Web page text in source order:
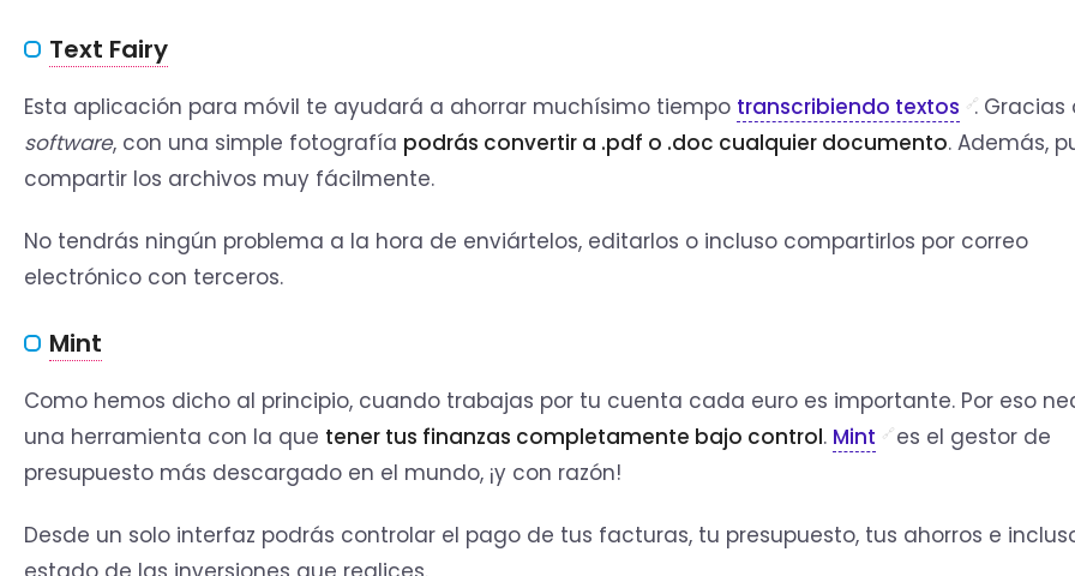
Text Fairy
Esta aplicación para móvil te ayudará a ahorrar muchísimo tiempo transcribiendo textos . Gracias
software, con una simple fotografía podrás convertir a .pdf o .doc cualquier documento. Además,
compartir los archivos muy fácilmente.
No tendrás ningún problema a la hora de enviártelos, editarlos o incluso compartirlos por correo
electrónico con terceros.
Mint
Como hemos dicho al principio, cuando trabajas por tu cuenta cada euro es importante. Por eso
una herramienta con la que tener tus finanzas completamente bajo control. Mint es el gestor de
presupuesto más descargado en el mundo, ¡y con razón!
Desde un solo interfaz podrás controlar el pago de tus facturas, tu presupuesto, tus ahorros e